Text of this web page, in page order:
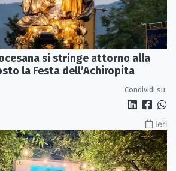
si stringe attorno alla
la Festa dell’Achiropita
Condividi su:
Ieri